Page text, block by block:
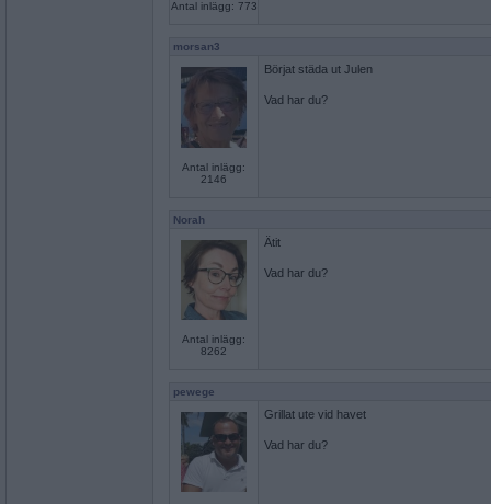
Antal inlägg: 773
morsan3
Antal inlägg:
2146
Börjat städa ut Julen
Vad har du?
Norah
Antal inlägg:
8262
Ätit
Vad har du?
pewege
Grillat ute vid havet
Vad har du?